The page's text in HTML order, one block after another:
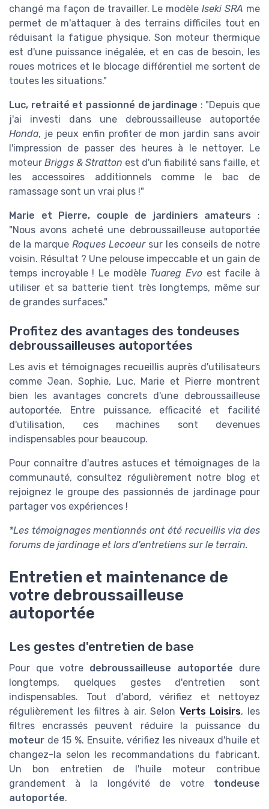
changé ma façon de travailler. Le modèleIseki SRA me
permet de m'attaquer à des terrains difficiles tout en
réduisant la fatigue physique. Son moteur thermique
est d'une puissance inégalée, et en cas de besoin, les
roues motrices et le blocage différentiel me sortent de
toutes les situations."
Luc, retraité et passionné de jardinage : "Depuis que
j'ai investi dans une debroussailleuse autoportée
Honda, je peux enfin profiter de mon jardin sans avoir
l'impression de passer des heures à le nettoyer. Le
moteur Briggs & Stratton est d'un fiabilité sans faille, et
les accessoires additionnels comme le bac de
ramassage sont un vrai plus !"
Marie et Pierre, couple de jardiniers amateurs :
"Nous avons acheté une debroussailleuse autoportée
de la marque Roques Lecoeursur les conseils de notre
voisin. Résultat ? Une pelouse impeccable et un gain de
temps incroyable ! Le modèle Tuareg Evo est facile à
utiliser et sa batterie tient très longtemps, même sur
de grandes surfaces."
Profitez des avantages des tondeuses
debroussailleuses autoportées
Les avis et témoignages recueillis auprès d'utilisateurs
comme Jean, Sophie, Luc, Marie et Pierre montrent
bien les avantages concrets d'une debroussailleuse
autoportée. Entre puissance, efficacité et facilité
d'utilisation, ces machines sont devenues
indispensables pour beaucoup.
Pour connaître d'autres astuces et témoignages de la
communauté, consultez régulièrement notre blog et
rejoignez le groupe des passionnés de jardinage pour
partager vos expériences !
*Les témoignages mentionnés ont été recueillis via des
forums de jardinage et lors d'entretiens sur le terrain.
Entretien et maintenance de
votre debroussailleuse
autoportée
Les gestes d'entretien de base
Pour que votre debroussailleuse autoportée dure
longtemps, quelques gestes d'entretien sont
indispensables. Tout d'abord, vérifiez et nettoyez
régulièrement les filtres à air. Selon Verts Loisirs, les
filtres encrassés peuvent réduire la puissance du
moteur de 15 %. Ensuite, vérifiez les niveaux d'huile et
changez-la selon les recommandations du fabricant.
Un bon entretien de l'huile moteur contribue
grandement à la longévité de votre tondeuse
autoportée.